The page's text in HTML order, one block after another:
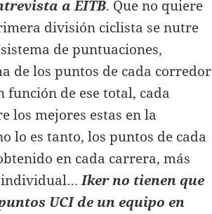
a EITB. Que no quiere
división ciclista se nutre
de puntuaciones,
de los puntos de cada corredor
de ese total, cada
los mejores estas en la
lo es tanto, los puntos de cada
en cada carrera, más
individual…Iker no tienen que
UCI de un equipo en